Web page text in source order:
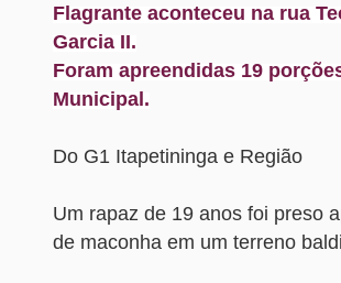
Flagrante aconteceu na rua
Garcia II.
Foram apreendidas 19
Municipal.
Do G1 Itapetininga e Região
Um rapaz de 19 anos foi preso
de maconha em um terreno